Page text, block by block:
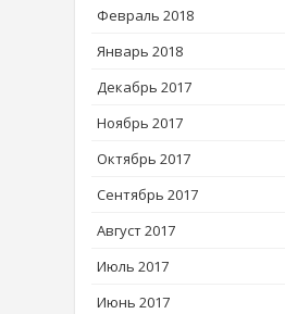
Февраль 2018
Январь 2018
Декабрь 2017
Ноябрь 2017
Октябрь 2017
Сентябрь 2017
Август 2017
Июль 2017
Июнь 2017